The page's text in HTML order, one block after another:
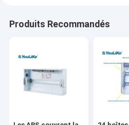
Produits Recommandés